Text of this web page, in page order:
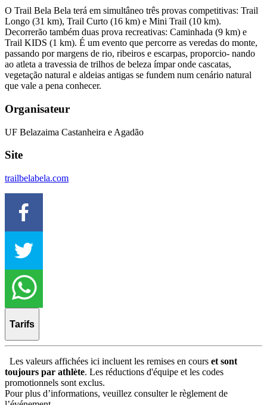
O Trail Bela Bela terá em simultâneo três provas competitivas: Trail
Longo (31 km), Trail Curto (16 km) e Mini Trail (10 km).
Decorrerão também duas prova recreativas: Caminhada (9 km) e
Trail KIDS (1 km). É um evento que percorre as veredas do monte,
passando por margens de rio, ribeiros e escarpas, proporcio- nando
ao atleta a travessia de trilhos de beleza ímpar onde cascatas,
vegetação natural e aldeias antigas se fundem num cenário natural
que vale a pena conhecer.
Organisateur
UF Belazaima Castanheira e Agadão
Site
trailbelabela.com
Tarifs
Les valeurs affichées ici incluent les remises en cours et sont
toujours par athlète. Les réductions d'équipe et les codes
promotionnels sont exclus.
Pour plus d’informations, veuillez consulter le règlement de